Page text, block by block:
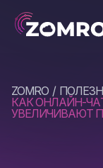
ZOMRO
КАК ОНЛАЙН-
УВЕЛИЧИВАЮТ